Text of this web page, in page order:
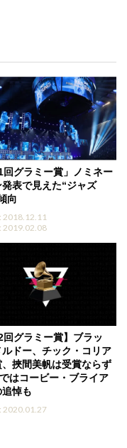
回グラミー賞」ノミネー
発表で見えた“ジャズ
向
2018.12.11
2019.02.08
回グラミー賞】ブラッ
ルドー、チック・コリア
、挾間美帆は受賞ならず
はコービー・ブライア
悼も
2020.01.27